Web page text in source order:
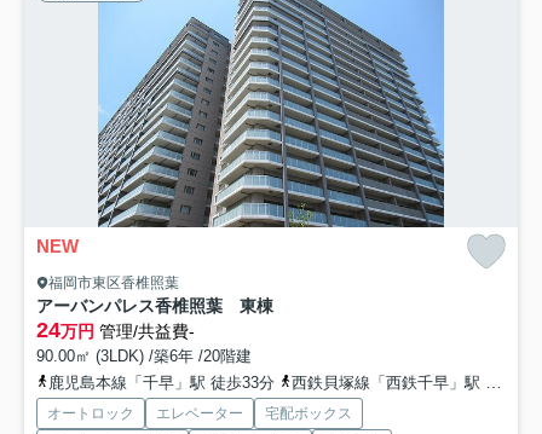
NEW
福岡市東区香椎照葉
アーバンパレス香椎照葉 東棟
24万円 管理/共益費-
90.00㎡ (3LDK) /築6年 /20階建
鹿児島本線「千早」駅 徒歩33分
西鉄貝塚線「西鉄千早」駅 徒歩33分
オートロック エレベーター
宅配ボックス